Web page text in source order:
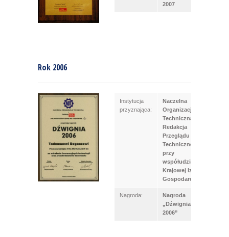
2007
Rok 2006
Instytucja
przyznająca:
Naczelna
Organizacja
Techniczna,
Redakcja
Przeglądu
Technicznego
przy
współudziale
Krajowej Izby
Gospodarcze
Nagroda:
Nagroda
„Dźwignia
2006”